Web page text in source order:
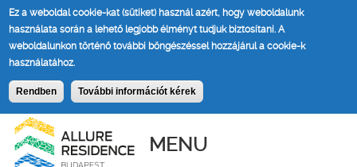
Ez a weboldal cookie-kat (sütiket) használ azért, hogy weboldalunk
használata során a lehető legjobb élményt tudjuk biztosítani. A
weboldalunkon történő további böngészéssel hozzájárul a cookie-k
használatához.
Rendben További információt kérek
MENU